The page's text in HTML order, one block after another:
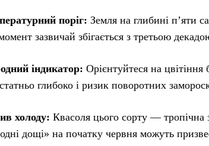
поріг: Земля на глибині п’яти
зазвичай збігається з третьою
індикатор: Орієнтуйтеся на
глибоко і ризик поворотних
холоду: Квасоля цього сорту — тропічна
дощі» на початку червня можуть